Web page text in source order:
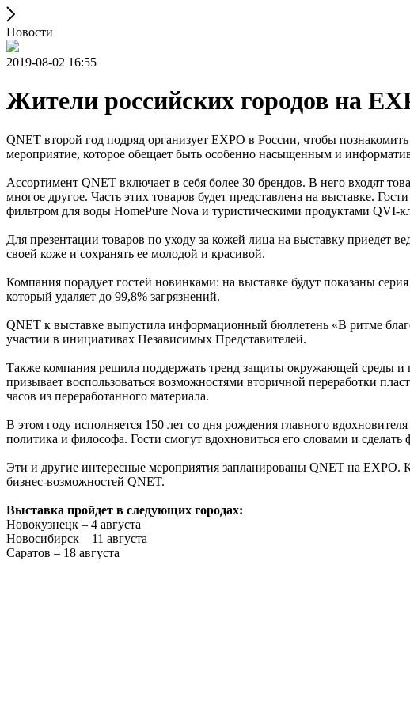
Новости
2019-08-02 16:55
Жители российских городов на
QNET второй год подряд организует EXPO в России, чтобы
мероприятие, которое обещает быть особенно насыщенным и
Ассортимент QNET включает в себя более 30 брендов. В него входят
многое другое. Часть этих товаров будет представлена на выставке.
фильтром для воды HomePure Nova и туристическими продуктами QVI-
Для презентации товаров по уходу за кожей лица на выставку
своей коже и сохранять ее молодой и красивой.
Компания порадует гостей новинками: на выставке будут показаны
который удаляет до 99,8% загрязнений.
QNET к выставке выпустила информационный бюллетень «В ритме
участии в инициативах Независимых Представителей.
Также компания решила поддержать тренд защиты окружающей среды и
призывает воспользоваться возможностями вторичной переработки
часов из переработанного материала.
В этом году исполняется 150 лет со дня рождения главного
политика и философа. Гости cмогут вдохновиться его словами и
Эти и другие интересные мероприятия запланированы QNET на EXPO.
бизнес-возможностей QNET.
Выставка пройдет в следующих городах:
Новокузнецк – 4 августа
Новосибирск – 11 августа
Саратов – 18 августа